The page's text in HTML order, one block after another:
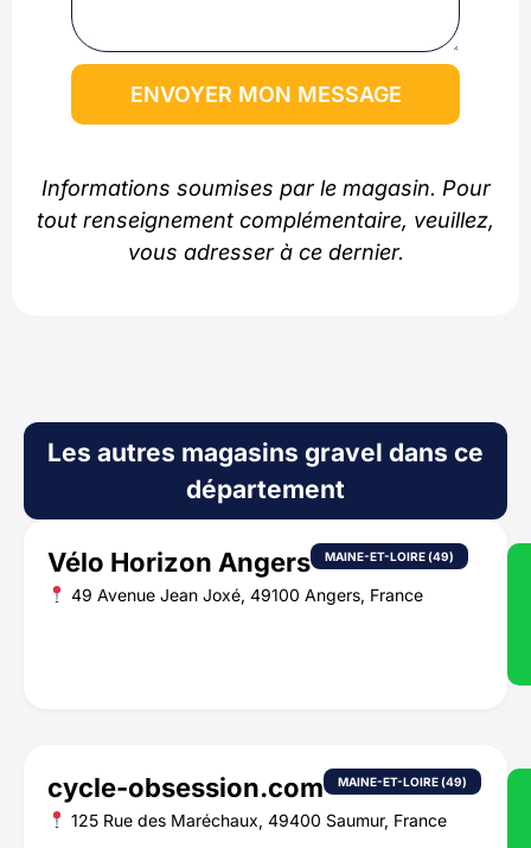
ENVOYER MON MESSAGE
Informations soumises par le magasin. Pour
tout renseignement complémentaire, veuillez,
vous adresser à ce dernier.
Les autres magasins gravel dans ce
département
Vélo Horizon Angers MAINE-ET-LOIRE (49)
49 Avenue Jean Joxé, 49100 Angers, France
cycle-obsession.com MAINE-ET-LOIRE (49)
125 Rue des Maréchaux, 49400 Saumur, France